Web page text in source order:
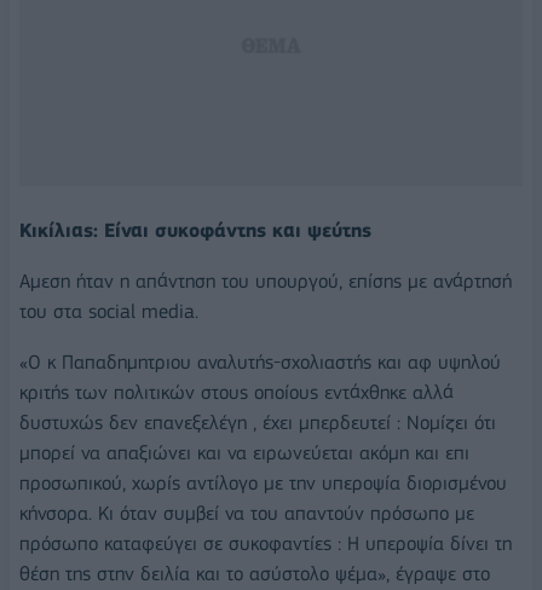
Κικίλιας: Είναι συκοφάντης και ψεύτης
Αμεση ήταν η απάντηση του υπουργού, επίσης με ανάρτησή
του στα social media.
«Ο κ Παπαδημητριου αναλυτής-σχολιαστής και αφ υψηλού
κριτής των πολιτικών στους οποίους εντάχθηκε αλλά
δυστυχώς δεν επανεξελέγη , έχει μπερδευτεί : Νομίζει ότι
μπορεί να απαξιώνει και να ειρωνεύεται ακόμη και επι
προσωπικού, χωρίς αντίλογο με την υπεροψία διορισμένου
κήνσορα. Κι όταν συμβεί να του απαντούν πρόσωπο με
πρόσωπο καταφεύγει σε συκοφαντίες : Η υπεροψία δίνει τη
θέση της στην δειλία και το ασύστολο ψέμα», έγραψε στο